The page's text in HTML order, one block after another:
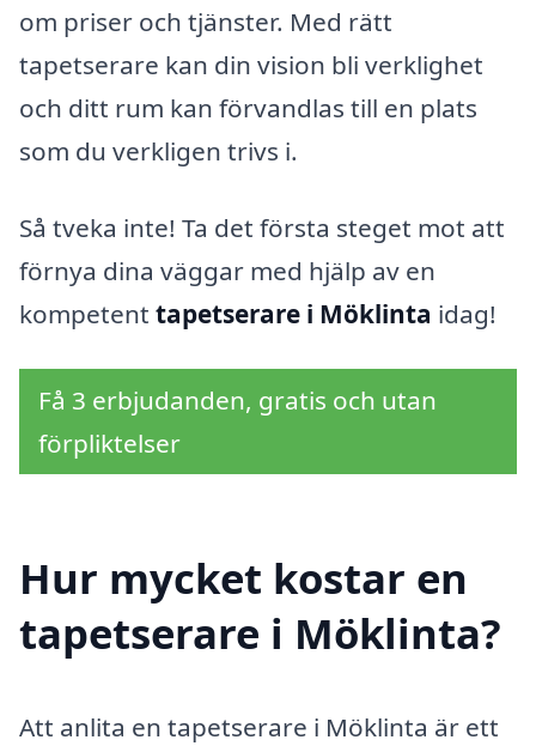
om priser och tjänster. Med rätt
tapetserare kan din vision bli verklighet
och ditt rum kan förvandlas till en plats
som du verkligen trivs i.
Så tveka inte! Ta det första steget mot att
förnya dina väggar med hjälp av en
kompetent tapetserare i Möklinta idag!
Få 3 erbjudanden, gratis och utan
förpliktelser
Hur mycket kostar en
tapetserare i Möklinta?
Att anlita en tapetserare i Möklinta är ett